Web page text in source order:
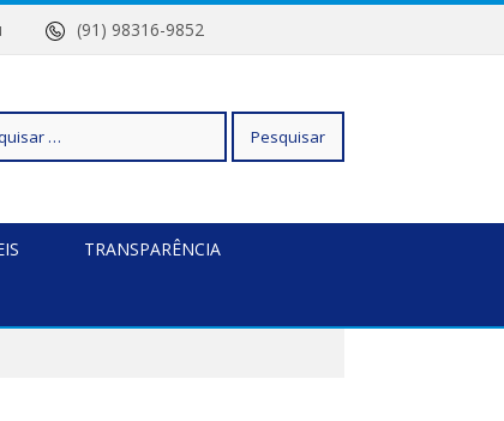
(91) 98316-9852
TRANSPARÊNCIA